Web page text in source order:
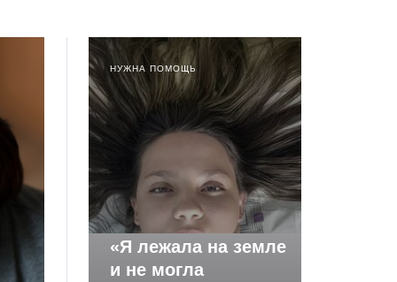
НУЖНА ПОМОЩЬ
«Я лежала на земле
и не могла